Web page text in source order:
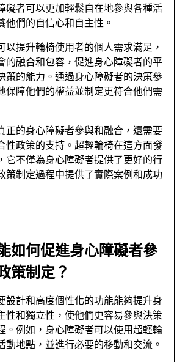
礙者可以更加輕鬆自在地參與各種活
他們的自信心和自主性。
以提升輪椅使用者的個人需求滿足，
的融合和包容，促進身心障礙者的平
策的能力。通過身心障礙者的決策參
保障他們的權益並制定更符合他們需
正的身心障礙者參與和融合，還需要
性政策的支持。超輕輪椅在這方面發
它不僅為身心障礙者提供了更好的行
策制定過程中提供了實際案例和成功
如何促進身心障礙者參
策制定？
設計和高度個性化的功能能夠提升身
性和獨立性，使他們更容易參與決策
。例如，身心障礙者可以使用超輕輪
動地點，並進行必要的移動和交流。